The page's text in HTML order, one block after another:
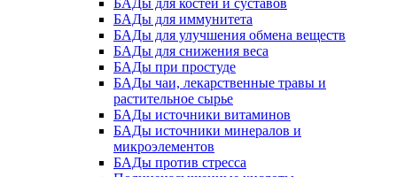
БАДы для костей и суставов
БАДы для иммунитета
БАДы для улучшения обмена веществ
БАДы для снижения веса
БАДы при простуде
БАДы чаи, лекарственные травы и
растительное сырье
БАДы источники витаминов
БАДы источники минералов и
микроэлементов
БАДы против стресса